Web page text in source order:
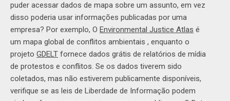
puder acessar dados de mapa sobre um assunto, em vez
disso poderia usar informações publicadas por uma
empresa? Por exemplo, O Environmental Justice Atlas é
um mapa global de conflitos ambientais , enquanto o
projeto GDELT fornece dados grátis de relatórios de mídia
de protestos e conflitos. Se os dados tiverem sido
coletados, mas não estiverem publicamente disponíveis,
verifique se as leis de Liberdade de Informação podem